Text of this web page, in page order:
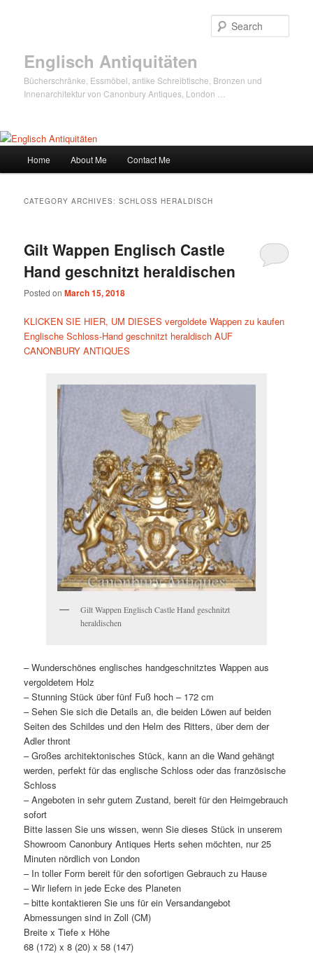
Englisch Antiquitäten
Bücherschränke, Essmöbel, antike Schreibtische, Bronzen und
Innenarchitektur von Canonbury Antiques, London …
Skip
content
Skip
content
Home About Me Contact Me
CATEGORY ARCHIVES:SCHLOSS HERALDISCH
Gilt Wappen Englisch Castle
Hand geschnitzt heraldischen
Posted onMarch 15, 2018
KLICKEN SIE HIER, UM DIESES vergoldete Wappen zu kaufen
Englische Schloss-Hand geschnitzt heraldisch AUF
CANONBURY ANTIQUES
Gilt Wappen Englisch Castle Hand geschnitzt
heraldischen
– Wunderschönes englisches handgeschnitztes Wappen aus
vergoldetem Holz
– Stunning Stück über fünf Fuß hoch – 172 cm
– Sehen Sie sich die Details an, die beiden Löwen auf beiden
Seiten des Schildes und den Helm des Ritters, über dem der
Adler thront
– Großes architektonisches Stück, kann an die Wand gehängt
werden, perfekt für das englische Schloss oder das französische
Schloss
– Angeboten in sehr gutem Zustand, bereit für den Heimgebrauch
sofort
Bitte lassen Sie uns wissen, wenn Sie dieses Stück in unserem
Showroom Canonbury Antiques Herts sehen möchten, nur 25
Minuten nördlich von London
– In toller Form bereit für den sofortigen Gebrauch zu Hause
– Wir liefern in jede Ecke des Planeten
– bitte kontaktieren Sie uns für ein Versandangebot
Abmessungen sind in Zoll (CM)
Breite x Tiefe x Höhe
68 (172) x 8 (20) x 58 (147)